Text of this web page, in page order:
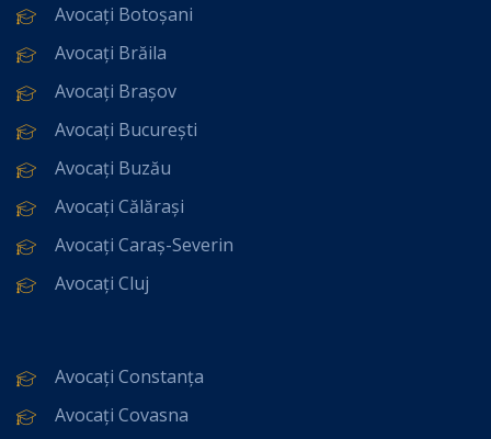
Avocați Botoșani
Avocați Brăila
Avocați Brașov
Avocați București
Avocați Buzău
Avocați Călărași
Avocați Caraș-Severin
Avocați Cluj
Avocați Constanța
Avocați Covasna